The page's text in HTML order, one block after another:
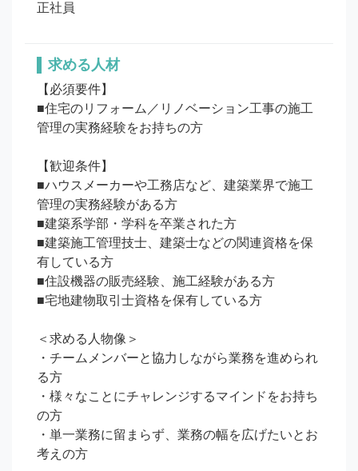
正社員
求める人材
【必須要件】
■住宅のリフォーム／リノベーション工事の施工
管理の実務経験をお持ちの方
【歓迎条件】
■ハウスメーカーや工務店など、建築業界で施工
管理の実務経験がある方
■建築系学部・学科を卒業された方
■建築施工管理技士、建築士などの関連資格を保
有している方
■住設機器の販売経験、施工経験がある方
■宅地建物取引士資格を保有している方
＜求める人物像＞
・チームメンバーと協力しながら業務を進められ
る方
・様々なことにチャレンジするマインドをお持ち
の方
・単一業務に留まらず、業務の幅を広げたいとお
考えの方